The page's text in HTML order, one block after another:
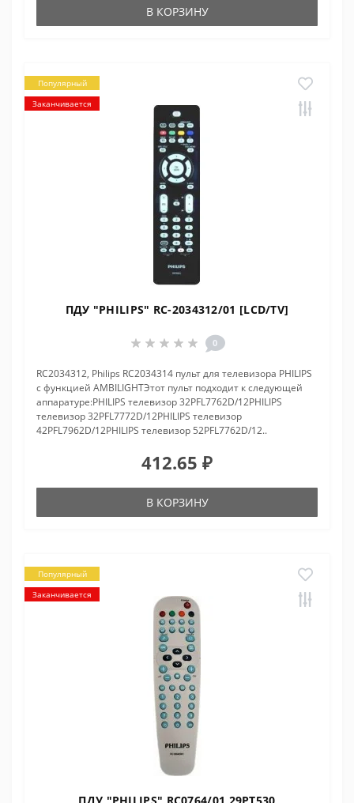
В КОРЗИНУ
Популярный
Заканчивается
ПДУ "PHILIPS" RC-2034312/01 [LCD/TV]
0
RC2034312, Philips RC2034314 пульт для телевизора PHILIPS
с функцией AMBILIGHTЭтот пульт подходит к следующей
аппаратуре:PHILIPS телевизор 32PFL7762D/12PHILIPS
телевизор 32PFL7772D/12PHILIPS телевизор
42PFL7962D/12PHILIPS телевизор 52PFL7762D/12..
412.65 ₽
В КОРЗИНУ
Популярный
Заканчивается